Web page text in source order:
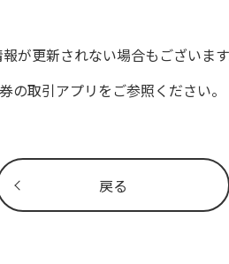
戻る
が更新されない場合もございます
取引アプリをご参照ください。